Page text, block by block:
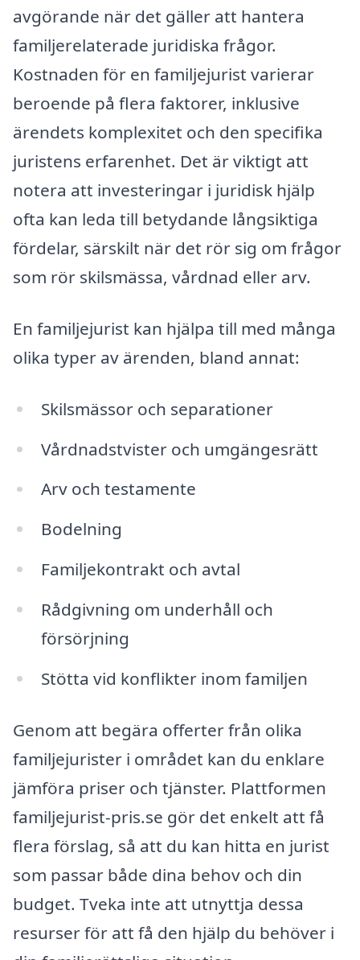
avgörande när det gäller att hantera
familjerelaterade juridiska frågor.
Kostnaden för en familjejurist varierar
beroende på flera faktorer, inklusive
ärendets komplexitet och den specifika
juristens erfarenhet. Det är viktigt att
notera att investeringar i juridisk hjälp
ofta kan leda till betydande långsiktiga
fördelar, särskilt när det rör sig om frågor
som rör skilsmässa, vårdnad eller arv.
En familjejurist kan hjälpa till med många
olika typer av ärenden, bland annat:
Skilsmässor och separationer
Vårdnadstvister och umgängesrätt
Arv och testamente
Bodelning
Familjekontrakt och avtal
Rådgivning om underhåll och
försörjning
Stötta vid konflikter inom familjen
Genom att begära offerter från olika
familjejurister i området kan du enklare
jämföra priser och tjänster. Plattformen
familjejurist-pris.se gör det enkelt att få
flera förslag, så att du kan hitta en jurist
som passar både dina behov och din
budget. Tveka inte att utnyttja dessa
resurser för att få den hjälp du behöver i